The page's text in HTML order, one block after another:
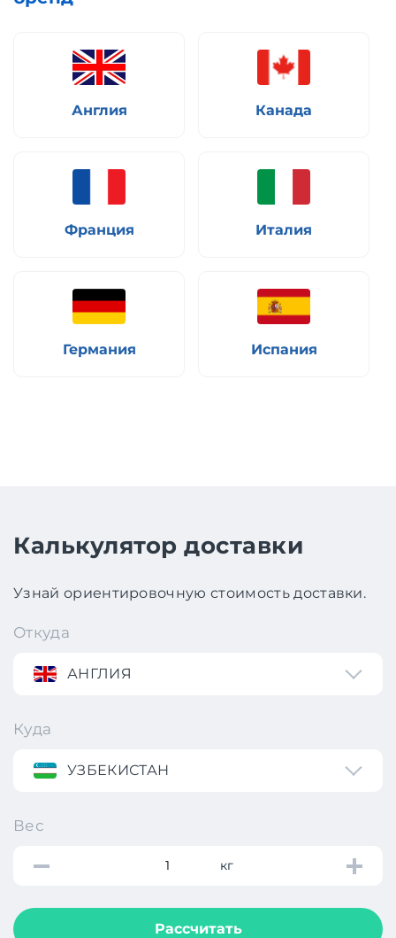
Англия Канада
Франция Италия
Германия Испания
Калькулятор доставки
Узнай ориентировочную стоимость доставки.
Откуда
АНГЛИЯ
Куда
УЗБЕКИСТАН
Вес
кг
Рассчитать